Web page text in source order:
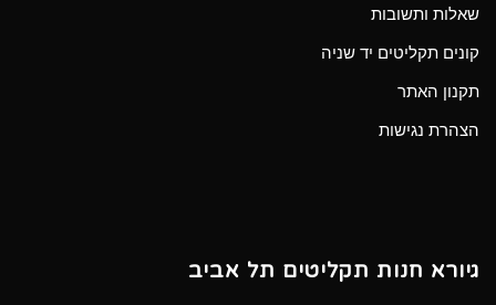
שאלות ותשובות
קונים תקליטים יד שניה
תקנון האתר
הצהרת נגישות
גיורא חנות תקליטים תל אביב